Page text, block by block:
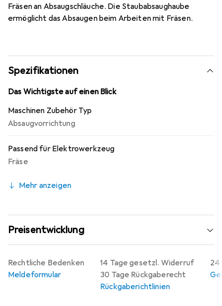
Fräsen an Absaugschläuche. Die Staubabsaughaube
ermöglicht das Absaugen beim Arbeiten mit Fräsen.
Spezifikationen
Das Wichtigste auf einen Blick
Maschinen Zubehör Typ
Absaugvorrichtung
Passend für Elektrowerkzeug
Fräse
Mehr anzeigen
Preisentwicklung
14 Tage gesetzl. Widerruf
30 Tage Rückgaberecht
Rückgaberichtlinien
24
Rechtliche Bedenken
Meldeformular